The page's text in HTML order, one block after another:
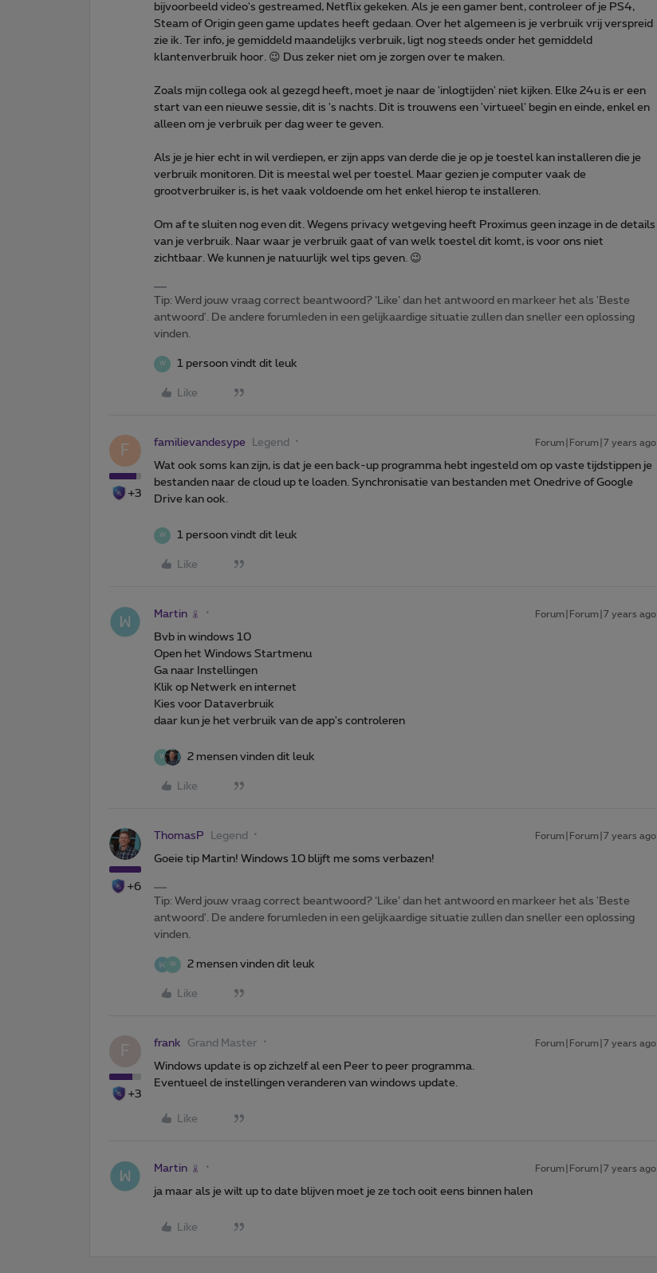
bijvoorbeeld video's gestreamed, Netflix gekeken. Als je een gamer bent, controleer of je PS4,
Steam of Origin geen game updates heeft gedaan. Over het algemeen is je verbruik vrij verspreid
zie ik. Ter info, je gemiddeld maandelijks verbruik, ligt nog steeds onder het gemiddeld
klantenverbruik hoor. 😉 Dus zeker niet om je zorgen over te maken.
Zoals mijn collega ook al gezegd heeft, moet je naar de 'inlogtijden' niet kijken. Elke 24u is er een
start van een nieuwe sessie, dit is 's nachts. Dit is trouwens een 'virtueel' begin en einde, enkel en
alleen om je verbruik per dag weer te geven.
Als je je hier echt in wil verdiepen, er zijn apps van derde die je op je toestel kan installeren die je
verbruik monitoren. Dit is meestal wel per toestel. Maar gezien je computer vaak de
grootverbruiker is, is het vaak voldoende om het enkel hierop te installeren.
Om af te sluiten nog even dit. Wegens privacy wetgeving heeft Proximus geen inzage in de details
van je verbruik. Naar waar je verbruik gaat of van welk toestel dit komt, is voor ons niet
zichtbaar. We kunnen je natuurlijk wel tips geven. 😉
Tip: Werd jouw vraag correct beantwoord? ‘Like’ dan het antwoord en markeer het als 'Beste
antwoord'. De andere forumleden in een gelijkaardige situatie zullen dan sneller een oplossing
vinden.
W 1 persoon vindt dit leuk
Like
F
+3
familievandesype Legend Forum|Forum|7 years ago
Wat ook soms kan zijn, is dat je een back-up programma hebt ingesteld om op vaste tijdstippen je
bestanden naar de cloud up te loaden. Synchronisatie van bestanden met Onedrive of Google
Drive kan ook.
W 1 persoon vindt dit leuk
Like
Martin Forum|Forum|7 years ago
Bvb in windows 10
Open het Windows Startmenu
Ga naar Instellingen
Klik op Netwerk en internet
Kies voor Dataverbruik
daar kun je het verbruik van de app's controleren
W 2 mensen vinden dit leuk
Like
+6
ThomasP Legend Forum|Forum|7 years ago
Goeie tip Martin! Windows 10 blijft me soms verbazen!
Tip: Werd jouw vraag correct beantwoord? ‘Like’ dan het antwoord en markeer het als 'Beste
antwoord'. De andere forumleden in een gelijkaardige situatie zullen dan sneller een oplossing
vinden.
W 2 mensen vinden dit leuk
Like
F
+3
frank Grand Master Forum|Forum|7 years ago
Windows update is op zichzelf al een Peer to peer programma.
Eventueel de instellingen veranderen van windows update.
Like
Martin Forum|Forum|7 years ago
ja maar als je wilt up to date blijven moet je ze toch ooit eens binnen halen
Like